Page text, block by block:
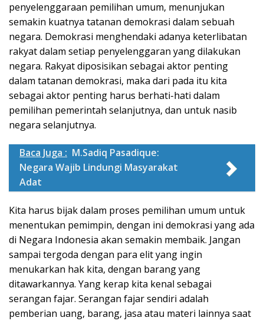
penyelenggaraan pemilihan umum, menunjukan
semakin kuatnya tatanan demokrasi dalam sebuah
negara. Demokrasi menghendaki adanya keterlibatan
rakyat dalam setiap penyelenggaran yang dilakukan
negara. Rakyat diposisikan sebagai aktor penting
dalam tatanan demokrasi, maka dari pada itu kita
sebagai aktor penting harus berhati-hati dalam
pemilihan pemerintah selanjutnya, dan untuk nasib
negara selanjutnya.
Baca Juga : M.Sadiq Pasadique:
Negara Wajib Lindungi Masyarakat
Adat
Kita harus bijak dalam proses pemilihan umum untuk
menentukan pemimpin, dengan ini demokrasi yang ada
di Negara Indonesia akan semakin membaik. Jangan
sampai tergoda dengan para elit yang ingin
menukarkan hak kita, dengan barang yang
ditawarkannya. Yang kerap kita kenal sebagai
serangan fajar. Serangan fajar sendiri adalah
pemberian uang, barang, jasa atau materi lainnya saat